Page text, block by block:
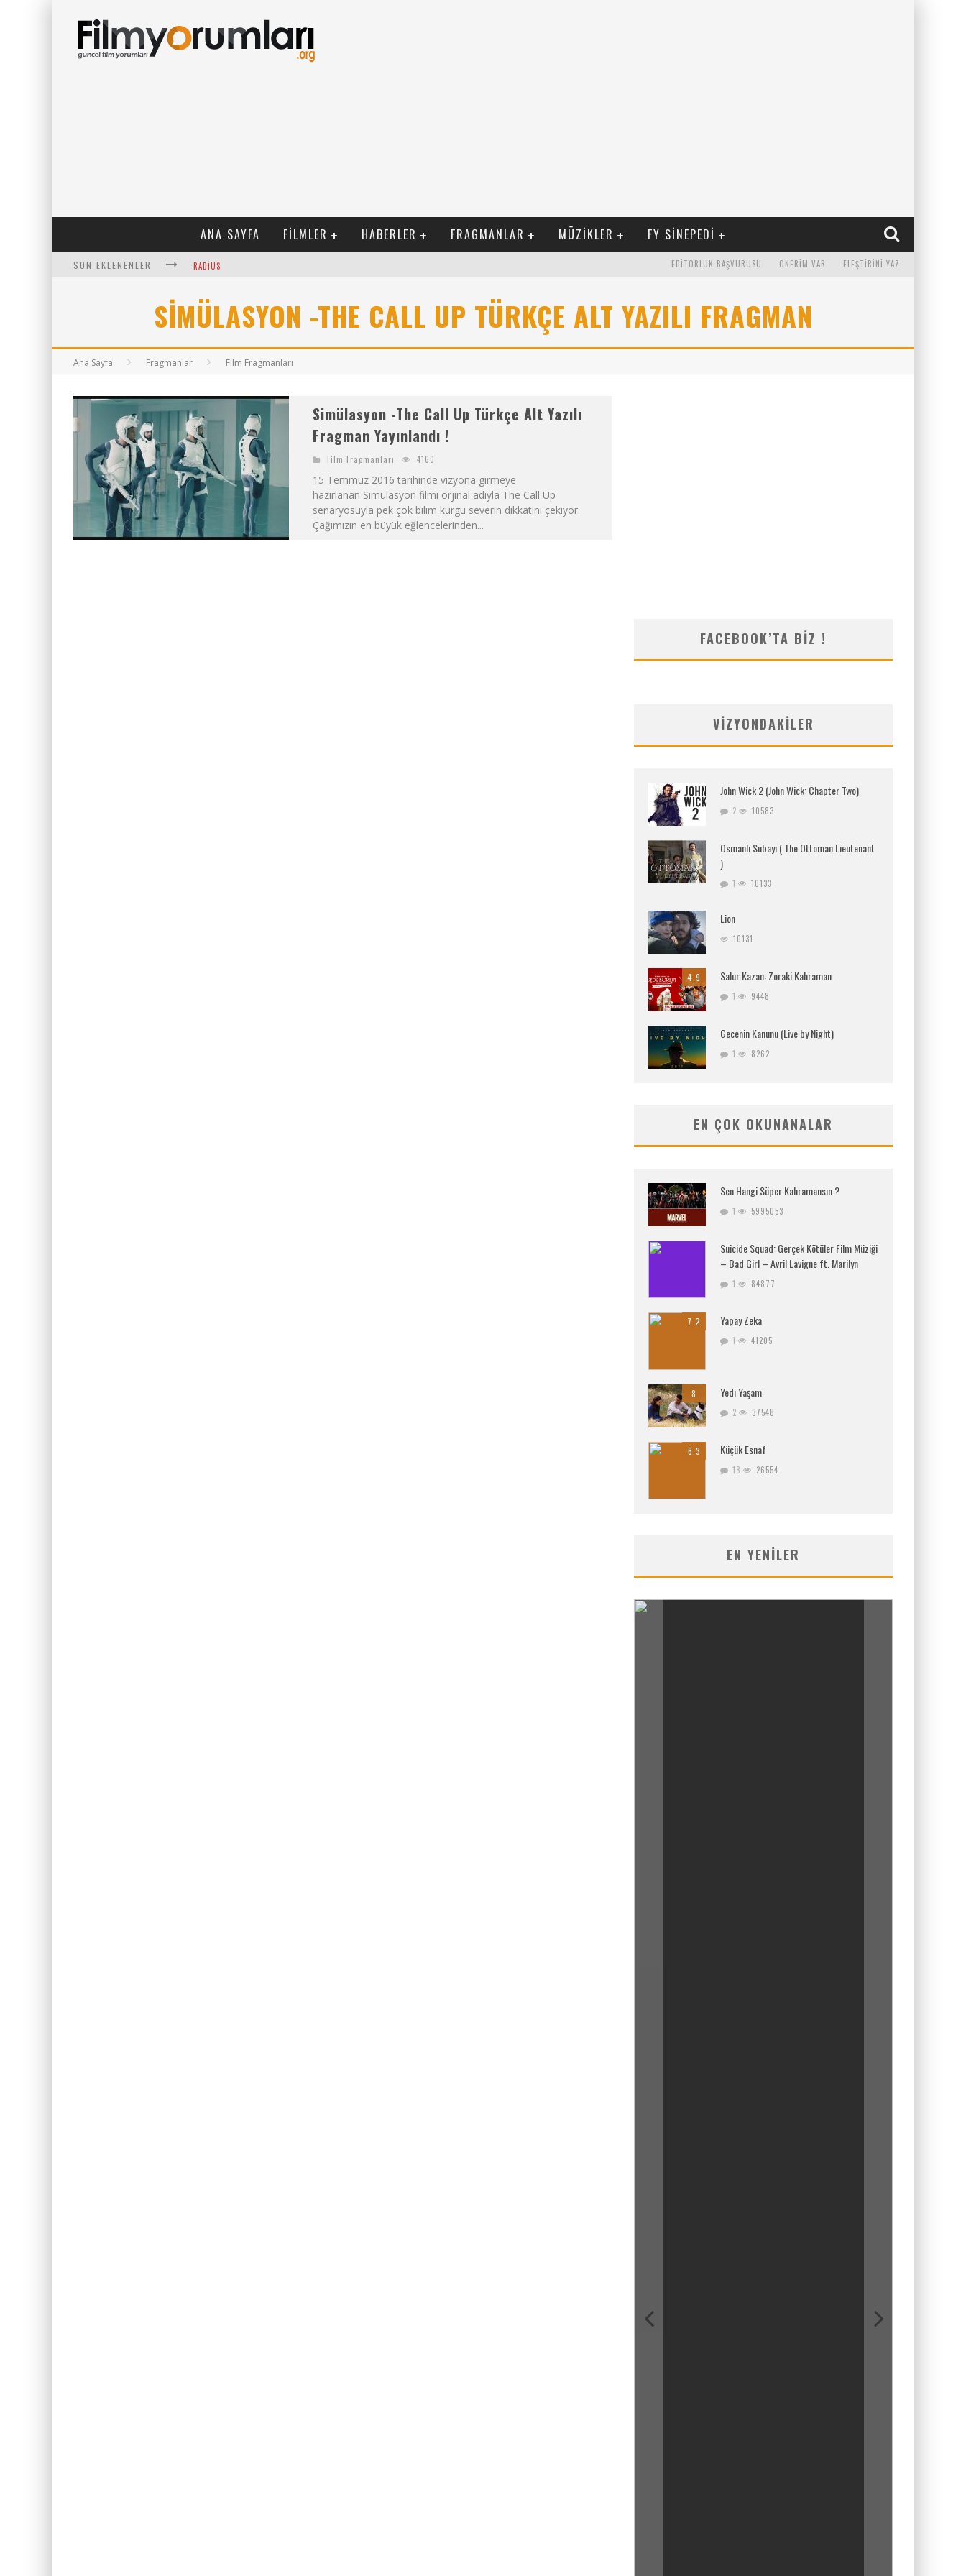
ANA SAYFA FILMLER HABERLER FRAGMANLAR MÜZIKLER FY SINEPEDI
SON EKLENENLER RADIUS
BAYANLARIN SOHBET NUMARALARINI NEREDEN BULURUM
ZIYARET (THE VISIT)
KRIPTOYA YENI KATILACAKLARA BITGET’TE BAŞLAMAK IÇIN 6 SEBEP!
EDITÖRLÜK BAŞVURUSU ÖNERIM VAR ELEŞTIRINI YAZ
SIMÜLASYON -THE CALL UP TÜRKÇE ALT YAZILI FRAGMAN
Ana Sayfa Fragmanlar Film Fragmanları
Simülasyon -The Call Up Türkçe Alt Yazılı
Fragman Yayınlandı !
Film Fragmanları 4160
15 Temmuz 2016 tarihinde vizyona girmeye
hazırlanan Simülasyon filmi orjinal adıyla The Call Up
senaryosuyla pek çok bilim kurgu severin dikkatini çekiyor.
Çağımızın en büyük eğlencelerinden...
FACEBOOK’TA BIZ !
VIZYONDAKILER
John Wick 2 (John Wick: Chapter Two)
2 10583
Osmanlı Subayı ( The Ottoman Lieutenant
)
1 10133
Lion
10131
4.9 Salur Kazan: Zoraki Kahraman
1 9448
Gecenin Kanunu (Live by Night)
1 8262
EN ÇOK OKUNANALAR
Sen Hangi Süper Kahramansın ?
1 5995053
Suicide Squad: Gerçek Kötüler Film Müziği
– Bad Girl – Avril Lavigne ft. Marilyn
1 84877
7.2 Yapay Zeka
1 41205
8 Yedi Yaşam
2 37548
6.3 Küçük Esnaf
18 26554
EN YENILER